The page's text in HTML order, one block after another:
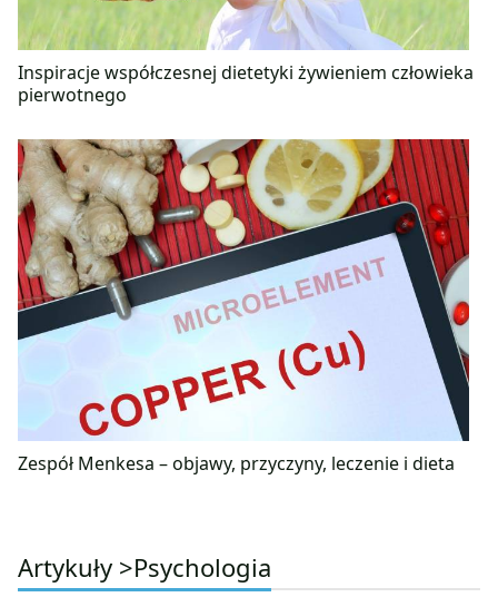
Inspiracje współczesnej dietetyki żywieniem człowieka
pierwotnego
Zespół Menkesa – objawy, przyczyny, leczenie i dieta
Artykuły >Psychologia